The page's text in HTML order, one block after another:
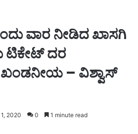
ವಾರ ನೀಡಿದ ಖಾಸಗಿ
ಟಿಕೇಟ್ ದರ
ಖಂಡನೀಯ – ವಿಶ್ವಾಸ್
2020 0 1 minute read